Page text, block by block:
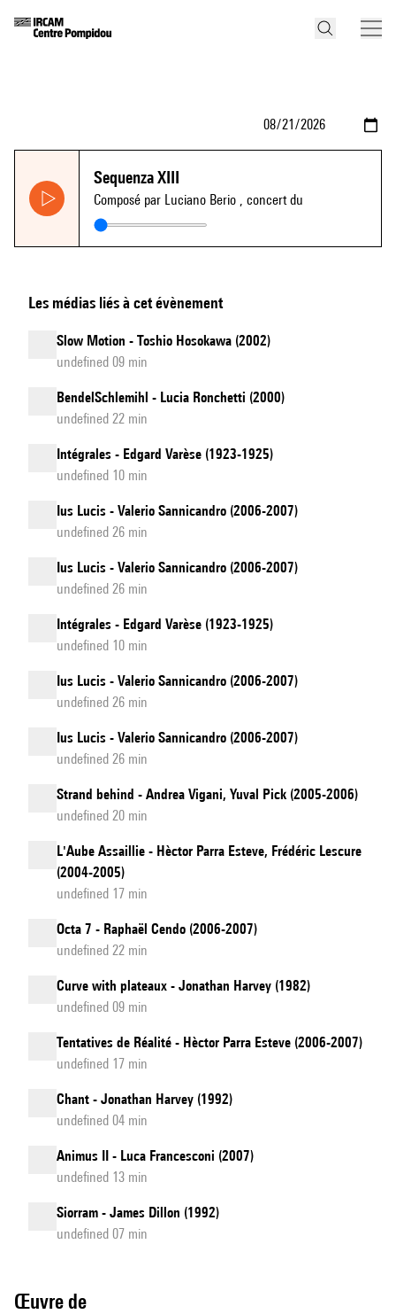
Sequenza XIII
Composé par Luciano Berio , concert du
Les médias liés à cet évènement
Slow Motion - Toshio Hosokawa (2002)
undefined 09 min
BendelSchlemihl - Lucia Ronchetti (2000)
undefined 22 min
Intégrales - Edgard Varèse (1923-1925)
undefined 10 min
Ius Lucis - Valerio Sannicandro (2006-2007)
undefined 26 min
Ius Lucis - Valerio Sannicandro (2006-2007)
undefined 26 min
Intégrales - Edgard Varèse (1923-1925)
undefined 10 min
Ius Lucis - Valerio Sannicandro (2006-2007)
undefined 26 min
Ius Lucis - Valerio Sannicandro (2006-2007)
undefined 26 min
Strand behind - Andrea Vigani, Yuval Pick (2005-2006)
undefined 20 min
L'Aube Assaillie - Hèctor Parra Esteve, Frédéric Lescure
(2004-2005)
undefined 17 min
Octa 7 - Raphaël Cendo (2006-2007)
undefined 22 min
Curve with plateaux - Jonathan Harvey (1982)
undefined 09 min
Tentatives de Réalité - Hèctor Parra Esteve (2006-2007)
undefined 17 min
Chant - Jonathan Harvey (1992)
undefined 04 min
Animus II - Luca Francesconi (2007)
undefined 13 min
Siorram - James Dillon (1992)
undefined 07 min
Œuvre de